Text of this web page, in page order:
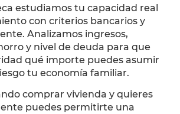
estudiamos tu capacidad real
con criterios bancarios y
Analizamos ingresos,
y nivel de deuda para que
qué importe puedes asumir
tu economía familiar.
comprar vivienda y quieres
puedes permitirte una